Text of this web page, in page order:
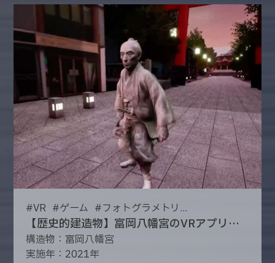
#VR #ゲーム #フォトグラメトリ...
【歴史的建造物】富岡八幡宮のVRアプリ制作
構造物：富岡八幡宮
実施年：2021年